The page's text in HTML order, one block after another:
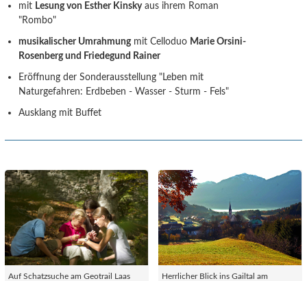
mit Lesung von Esther Kinskyaus ihrem Roman
"Rombo"
musikalischer Umrahmungmit Celloduo Marie Orsini-
Rosenberg und Friedegund Rainer
Eröffnung der Sonderausstellung "Leben mit
Naturgefahren: Erdbeben - Wasser - Sturm - Fels"
Ausklang mit Buffet
Auf Schatzsuche am Geotrail Laas
Herrlicher Blick ins Gailtal am